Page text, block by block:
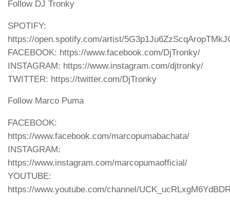
Follow DJ Tronky
SPOTIFY:
https://open.spotify.com/artist/
FACEBOOK: https://www.facebook.com/DjTronky/
INSTAGRAM: https://www.instagram.com/djtronky/
TWITTER: https://twitter.com/DjTronky
Follow Marco Puma
FACEBOOK:
https://www.facebook.com/marcopumabachata/
INSTAGRAM:
https://www.instagram.com/marcopumaofficial/
YOUTUBE:
https://www.youtube.com/channel/